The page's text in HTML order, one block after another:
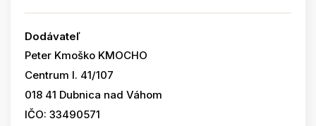
Dodávateľ
Peter Kmoško KMOCHO
Centrum I. 41/107
018 41 Dubnica nad Váhom
IČO: 33490571